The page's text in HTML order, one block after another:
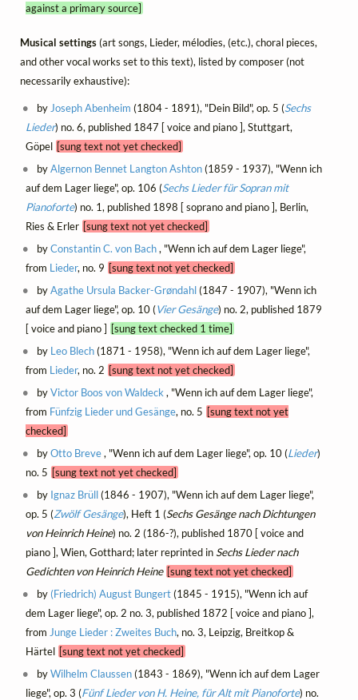
against a primary source]
Musical settings(art songs, Lieder, mélodies, (etc.), choral pieces,
and other vocal works set to this text), listed by composer (not
necessarily exhaustive):
by Joseph Abenheim (1804 - 1891), "Dein Bild", op. 5 (Sechs
Lieder) no. 6, published 1847 [ voice and piano ], Stuttgart,
Göpel [sung text not yet checked]
byAlgernon Bennet Langton Ashton(1859 - 1937), "Wenn ich
auf dem Lager liege", op. 106 (Sechs Lieder für Sopran mit
Pianoforte) no. 1, published 1898 [ soprano and piano ], Berlin,
Ries & Erler [sung text not yet checked]
byConstantin C. von Bach, "Wenn ich auf dem Lager liege",
from Lieder, no. 9 [sung text not yet checked]
byAgathe Ursula Backer-Grøndahl(1847 - 1907), "Wenn ich
auf dem Lager liege", op. 10 (Vier Gesänge) no. 2, published 1879
[ voice and piano ] [sung text checked 1 time]
by Leo Blech(1871 - 1958), "Wenn ich auf dem Lager liege",
from Lieder, no. 2 [sung text not yet checked]
byVictor Boos von Waldeck , "Wenn ich auf dem Lager liege",
from Fünfzig Lieder und Gesänge, no. 5 [sung text not yet
checked]
byOtto Breve, "Wenn ich auf dem Lager liege", op. 10 (Lieder)
no. 5 [sung text not yet checked]
by Ignaz Brüll(1846 - 1907), "Wenn ich auf dem Lager liege",
op. 5 (Zwölf Gesänge), Heft 1 (Sechs Gesänge nach Dichtungen
von Heinrich Heine) no. 2 (186-?), published 1870 [ voice and
piano ], Wien, Gotthard; later reprinted in Sechs Lieder nach
Gedichten von Heinrich Heine [sung text not yet checked]
by (Friedrich) August Bungert(1845 - 1915), "Wenn ich auf
dem Lager liege", op. 2 no. 3, published 1872 [ voice and piano ],
from Junge Lieder : Zweites Buch, no. 3, Leipzig, Breitkop &
Härtel [sung text not yet checked]
byWilhelm Claussen(1843 - 1869), "Wenn ich auf dem Lager
liege", op. 3 (Fünf Lieder von H. Heine, für Alt mit Pianoforte) no.